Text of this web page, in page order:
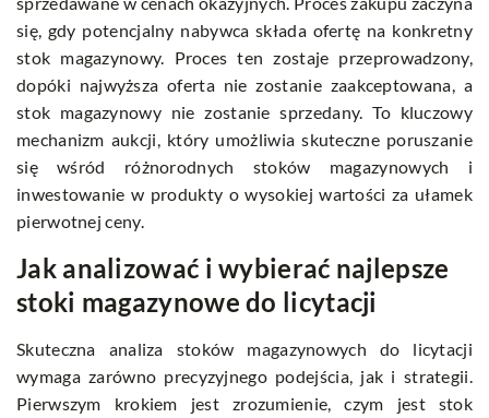
się, gdy potencjalny nabywca składa ofertę na konkretny
stok magazynowy. Proces ten zostaje przeprowadzony,
dopóki najwyższa oferta nie zostanie zaakceptowana, a
stok magazynowy nie zostanie sprzedany. To kluczowy
mechanizm aukcji, który umożliwia skuteczne poruszanie
się wśród różnorodnych stoków magazynowych i
inwestowanie w produkty o wysokiej wartości za ułamek
pierwotnej ceny.
Jak analizować i wybierać najlepsze
stoki magazynowe do licytacji
Skuteczna analiza stoków magazynowych do licytacji
wymaga zarówno precyzyjnego podejścia, jak i strategii.
Pierwszym krokiem jest zrozumienie, czym jest stok